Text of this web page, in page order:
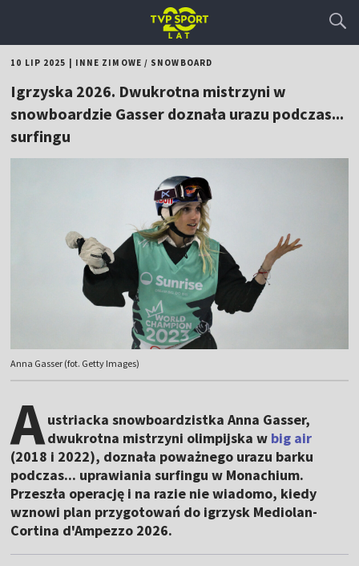
10 LIP 2025 INNE ZIMOWE / SNOWBOARD
Igrzyska 2026. Dwukrotna mistrzyni w
snowboardzie Gasser doznała urazu podczas...
surfingu
Anna Gasser (fot. Getty Images)
Austriacka snowboardzistka Anna Gasser,
dwukrotna mistrzyni olimpijska w big air
(2018 i 2022), doznała poważnego urazu barku
podczas... uprawiania surfingu w Monachium.
Przeszła operację i na razie nie wiadomo, kiedy
wznowi plan przygotowań do igrzysk Mediolan-
Cortina d'Ampezzo 2026.